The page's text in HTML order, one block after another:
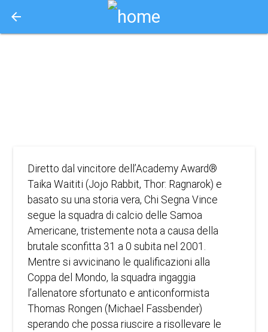
arrow_back
Diretto dal vincitore dell’Academy Award®
Taika Waititi (Jojo Rabbit, Thor: Ragnarok) e
basato su una storia vera, Chi Segna Vince
segue la squadra di calcio delle Samoa
Americane, tristemente nota a causa della
brutale sconfitta 31 a 0 subita nel 2001.
Mentre si avvicinano le qualificazioni alla
Coppa del Mondo, la squadra ingaggia
l’allenatore sfortunato e anticonformista
Thomas Rongen (Michael Fassbender)
sperando che possa riuscire a risollevare le